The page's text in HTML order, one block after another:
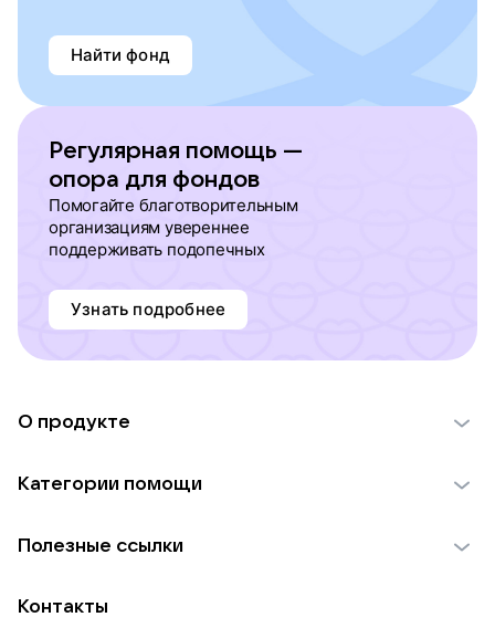
Найти фонд
Регулярная помощь —
опора для фондов
Помогайте благотворительным
организациям увереннее
поддерживать подопечных
Узнать подробнее
О продукте
Использование материалов
Для НКО
Категории помощи
Пожилым
Полезные ссылки
Контакты